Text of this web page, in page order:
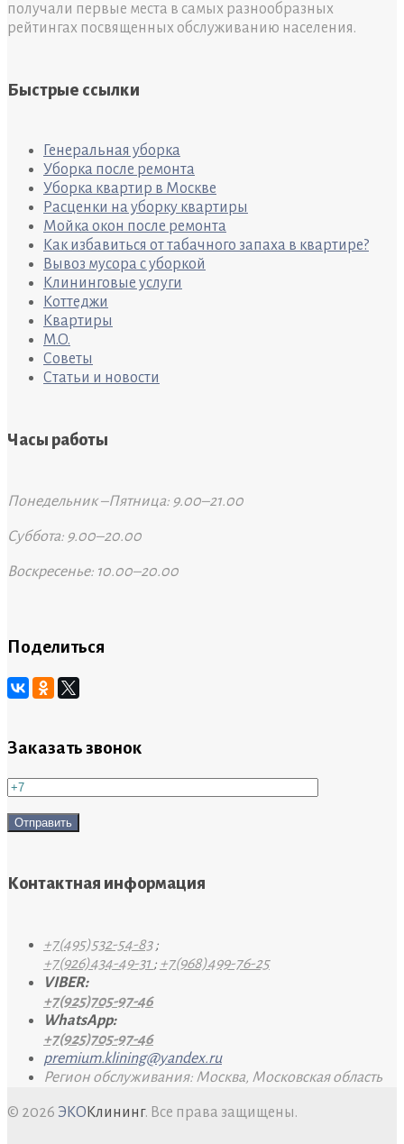
получали первые места в самых разнообразных
рейтингах посвященных обслуживанию населения.
Быстрые ссылки
Генеральная уборка
Уборка после ремонта
Уборка квартир в Москве
Расценки на уборку квартиры
Мойка окон после ремонта
Как избавиться от табачного запаха в квартире?
Вывоз мусора с уборкой
Клининговые услуги
Коттеджи
Квартиры
M.O.
Советы
Статьи и новости
Часы работы
Понедельник –Пятница: 9.00–21.00
Суббота: 9.00–20.00
Воскресенье: 10.00–20.00
Поделиться
Заказать звонок
Контактная информация
+7(495)532-54-83 ;
+7(926)434-49-31 ; +7(968)499-76-25
VIBER:
+7(925)705-97-46
WhatsApp:
+7(925)705-97-46
premium.klining@yandex.ru
Регион обслуживания: Москва, Московская область
© 2026 ЭКО Клининг. Все права защищены.